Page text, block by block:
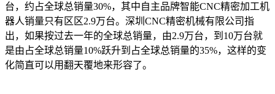
台，约占全球总销量30%，其中自主品牌智能CNC精密加工机
器人销量只有区区2.9万台。深圳CNC精密机械有限公司指
出，如果按过去一年的全球总销量，由2.9万台，到10万台就
是由占全球总销量10%跃升到占全球总销量的35%，这样的变
化简直可以用翻天覆地来形容了。